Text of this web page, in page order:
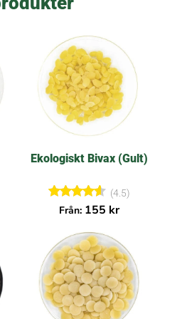
Ekologiskt Bivax (Gult)
Betygsatt
(4.5)
Från: 155 kr